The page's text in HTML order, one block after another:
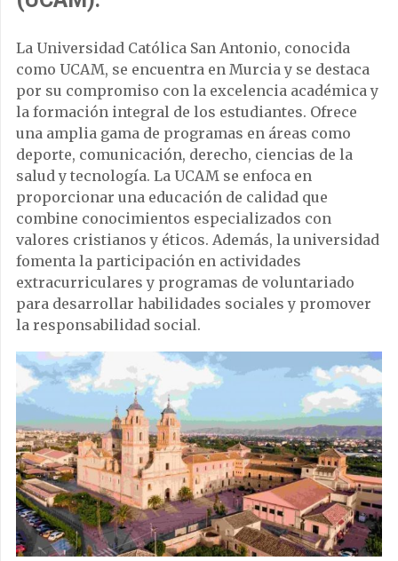
La Universidad Católica San Antonio, conocida
como UCAM, se encuentra en Murcia y se destaca
por su compromiso con la excelencia académica y
la formación integral de los estudiantes. Ofrece
una amplia gama de programas en áreas como
deporte, comunicación, derecho, ciencias de la
salud y tecnología. La UCAM se enfoca en
proporcionar una educación de calidad que
combine conocimientos especializados con
valores cristianos y éticos. Además, la universidad
fomenta la participación en actividades
extracurriculares y programas de voluntariado
para desarrollar habilidades sociales y promover
la responsabilidad social.